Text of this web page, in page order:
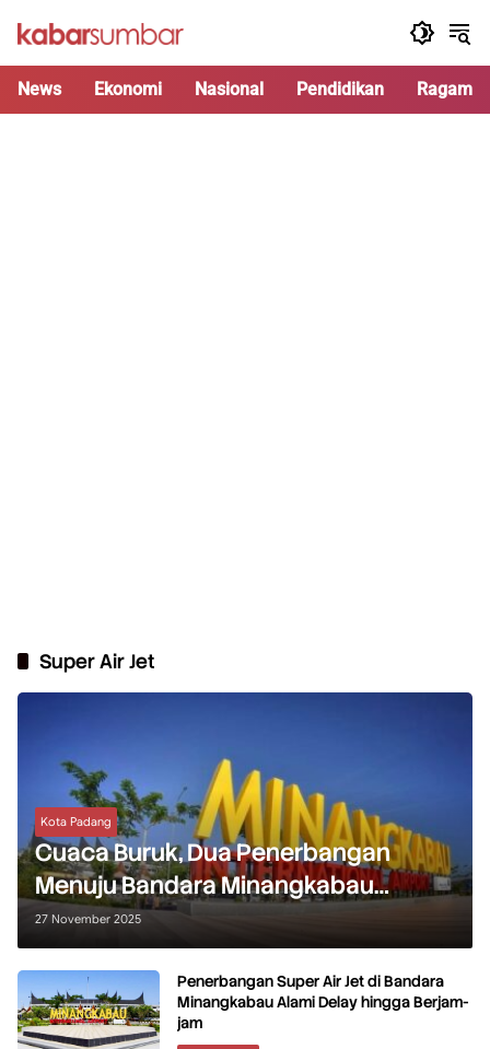
News Ekonomi Nasional Pendidikan Ragam
Super Air Jet
Kota Padang
Cuaca Buruk, Dua Penerbangan
Menuju Bandara Minangkabau
Dialihkan ke Pekanbaru
27 November 2025
‎Penerbangan Super Air Jet di Bandara
Minangkabau Alami Delay hingga Berjam-
jam